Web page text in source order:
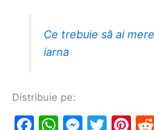
Ce trebuie să ai
iarna
Distribuie pe:
F
W M T
Pi